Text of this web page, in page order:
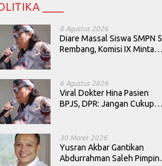
____
8 Agustus 2026
Diare Massal Siswa SMPN 5
Rembang, Komisi IX Minta
6 Agustus 2026
Viral Dokter Hina Pasien
BPJS, DPR: Jangan Cukup
30 Maret 2026
Yusran Akbar Gantikan
Abdurrahman Saleh Pimpin